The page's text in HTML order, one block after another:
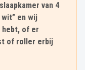
van 4
en wij
of er
of roller erbij